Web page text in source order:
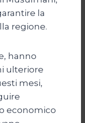
la
regione.
hanno
ulteriore
mesi,
economico